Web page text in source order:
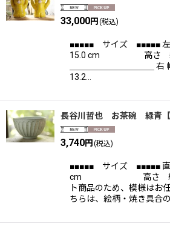
33,000円 (税込)
■■■■■ サイズ ■■■■■
15.0 cm 高さ 約
＿＿＿＿＿＿＿＿＿＿
13.2…
長谷川哲也 お茶碗 緑青【
3,740円 (税込)
■■■■■ サイズ ■■■■■
cm 高さ 約 7.0
ト商品のため、模様はお
ちらは、絵柄・焼き具合